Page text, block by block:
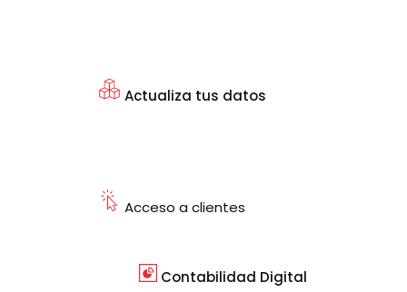
Actualiza tus datos
Acceso a clientes
Contabilidad Digital